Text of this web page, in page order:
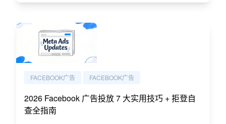
FACEBOOK广告 FACEBOOK广告
2026 Facebook 广告投放 7 大实用技巧 + 拒登自
查全指南